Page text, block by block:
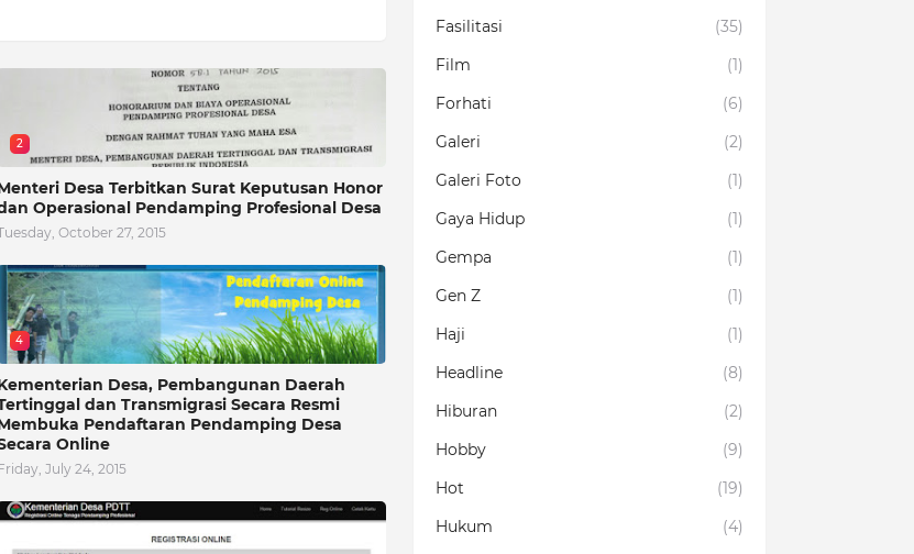
2
Desa Terbitkan Surat Keputusan Honor
Operasional Pendamping Profesional Desa
October 27, 2015
4
Desa, Pembangunan Daerah
dan Transmigrasi Secara Resmi
Pendaftaran Pendamping Desa
Online
July 24, 2015
Fasilitasi
(35)
Film
(1)
Forhati
(6)
Galeri
(2)
Galeri Foto
(1)
Gaya Hidup
(1)
Gempa
(1)
Gen Z
(1)
Haji
(1)
Headline
(8)
Hiburan
(2)
Hobby
(9)
Hot
(19)
Hukum
(4)